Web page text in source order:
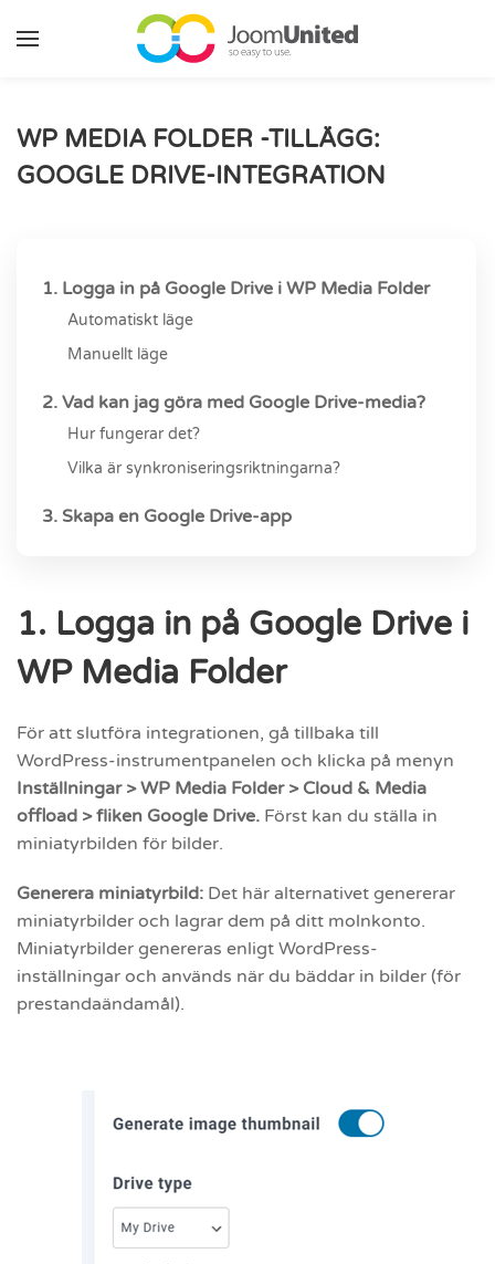
Hoppa till huvudinnehåll
WP MEDIA FOLDER -TILLÄGG:
GOOGLE DRIVE-INTEGRATION
1. Logga in på Google Drive i WP Media Folder
Automatiskt läge
Manuellt läge
2. Vad kan jag göra med Google Drive-media?
Hur fungerar det?
Vilka är synkroniseringsriktningarna?
3. Skapa en Google Drive-app
1. Logga in på Google Drive i
WP Media Folder
För att slutföra integrationen, gå tillbaka till
WordPress-instrumentpanelen och klicka på menyn
Inställningar > WP Media Folder > Cloud & Media
offload > fliken Google Drive. Först kan du ställa in
miniatyrbilden för bilder.
Generera miniatyrbild: Det här alternativet genererar
miniatyrbilder och lagrar dem på ditt molnkonto.
Miniatyrbilder genereras enligt WordPress-
inställningar och används när du bäddar in bilder (för
prestandaändamål).